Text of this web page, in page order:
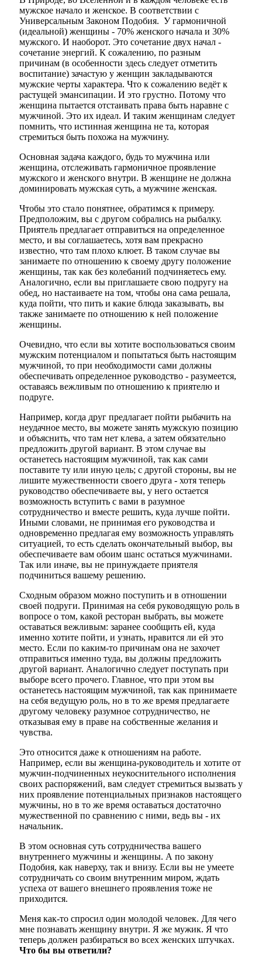
мужское начало и женское. В соответствии с
Универсальным Законом Подобия. У гармоничной
(идеальной) женщины - 70% женского начала и 30%
мужского. И наоборот. Это сочетание двух начал -
сочетание энергий. К сожалению, по разным
причинам (в особенности здесь следует отметить
воспитание) зачастую у женщин закладываются
мужские черты характера. Что к сожалению ведёт к
растущей эмансипации. И это грустно. Потому что
женщина пытается отстаивать права быть наравне с
мужчиной. Это их идеал. И таким женщинам следует
помнить, что истинная женщина не та, которая
стремиться быть похожа на мужчину.
Основная задача каждого, будь то мужчина или
женщина, отслеживать гармоничное проявление
мужского и женского внутри. В женщине не должна
доминировать мужская суть, а мужчине женская.
Чтобы это стало понятнее, обратимся к примеру.
Предположим, вы с другом собрались на рыбалку.
Приятель предлагает отправиться на определенное
место, и вы соглашаетесь, хотя вам прекрасно
известно, что там плохо клюет. В таком случае вы
занимаете по отношению к своему другу положение
женщины, так как без колебаний подчиняетесь ему.
Аналогично, если вы приглашаете свою подругу на
обед, но настаиваете на том, чтобы она сама решала,
куда пойти, что пить и какие блюда заказывать, вы
также занимаете по отношению к ней положение
женщины.
Очевидно, что если вы хотите воспользоваться своим
мужским потенциалом и попытаться быть настоящим
мужчиной, то при необходимости сами должны
обеспечивать определенное руководство - разумеется,
оставаясь вежливым по отношению к приятелю и
подруге.
Например, когда друг предлагает пойти рыбачить на
неудачное место, вы можете занять мужскую позицию
и объяснить, что там нет клева, а затем обязательно
предложить другой вариант. В этом случае вы
останетесь настоящим мужчиной, так как сами
поставите ту или иную цель; с другой стороны, вы не
лишите мужественности своего друга - хотя теперь
руководство обеспечиваете вы, у него остается
возможность вступить с вами в разумное
сотрудничество и вместе решить, куда лучше пойти.
Иными словами, не принимая его руководства и
одновременно предлагая ему возможность управлять
ситуацией, то есть сделать окончательный выбор, вы
обеспечиваете вам обоим шанс остаться мужчинами.
Так или иначе, вы не принуждаете приятеля
подчиниться вашему решению.
Сходным образом можно поступить и в отношении
своей подруги. Принимая на себя руководящую роль в
вопросе о том, какой ресторан выбрать, вы можете
оставаться вежливым: заранее сообщить ей, куда
именно хотите пойти, и узнать, нравится ли ей это
место. Если по каким-то причинам она не захочет
отправиться именно туда, вы должны предложить
другой вариант. Аналогично следует поступать при
выборе всего прочего. Главное, что при этом вы
останетесь настоящим мужчиной, так как принимаете
на себя ведущую роль, но в то же время предлагаете
другому человеку разумное сотрудничество, не
отказывая ему в праве на собственные желания и
чувства.
Это относится даже к отношениям на работе.
Например, если вы женщина-руководитель и хотите от
мужчин-подчиненных неукоснительного исполнения
своих распоряжений, вам следует стремиться вызвать у
них проявление потенциальных признаков настоящего
мужчины, но в то же время оставаться достаточно
мужественной по сравнению с ними, ведь вы - их
начальник.
В этом основная суть сотрудничества вашего
внутреннего мужчины и женщины. А по закону
Подобия, как наверху, так и внизу. Если вы не умеете
сотрудничать со своим внутренним миром, ждать
успеха от вашего внешнего проявления тоже не
приходится.
Меня как-то спросил один молодой человек. Для чего
мне познавать женщину внутри. Я же мужик. Я что
теперь должен разбираться во всех женских штучках.
Что бы вы ответили?